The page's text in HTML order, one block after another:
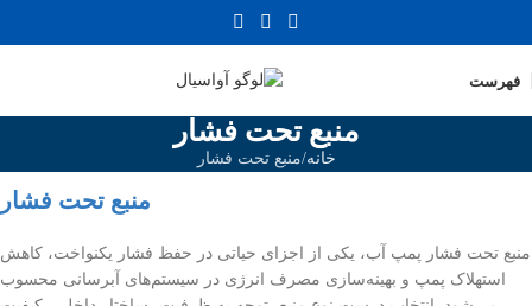
فهرست
منبع تحت فشار
خانه منبع تحت فشار
منبع تحت فشار
منبع تحت فشار پمپ آب، یکی از اجزای حیاتی در حفظ فشار یکنواخت، کاهش
استهلاک پمپ و بهینه‌سازی مصرف انرژی در سیستم‌های آبرسانی محسوب